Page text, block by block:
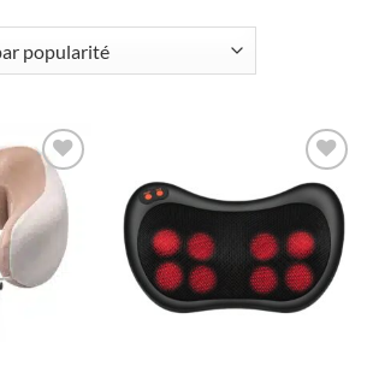
Ajouter
à la
liste
d’envies
Ajouter
à la
liste
d’envies